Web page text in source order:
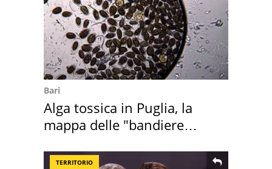
Bari
Alga tossica in Puglia, la
mappa delle "bandiere
TERRITORIO